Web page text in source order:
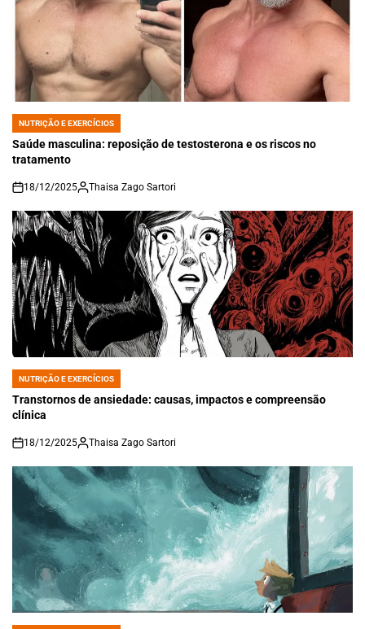
POSTED
IN
NUTRIÇÃO E EXERCÍCIOS
Saúde masculina: reposição de testosterona e os riscos no
tratamento
on
18/12/2025 Thaisa Zago Sartori
POSTED
IN
NUTRIÇÃO E EXERCÍCIOS
Transtornos de ansiedade: causas, impactos e compreensão
clínica
on
18/12/2025 Thaisa Zago Sartori